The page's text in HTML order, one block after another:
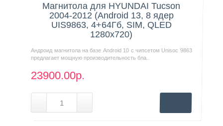
Магнитола для HYUNDAI Tucson
2004-2012 (Android 13, 8 ядер
UIS9863, 4+64Гб, SIM, QLED
1280x720)
Андроид магнитола на базе Android 10 с чипсетом Unisoc 9863
предлагает мощную производительность бла..
23900.00р.